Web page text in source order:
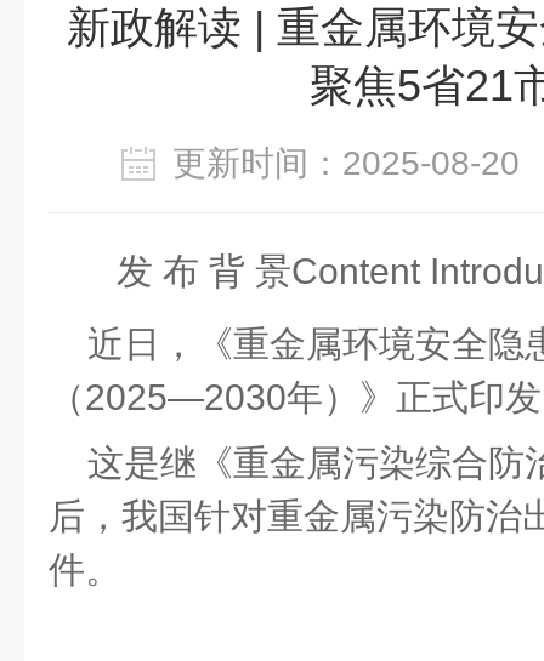
新政解读 | 重金属环境
聚焦5省21
更新时间：2025-08-
发 布 背 景Content
近日，
《重金属环境安全
（2025—2030年）》正式印发
这是继《重金属污染综合防
后，我国针对重金属污染防治
件。